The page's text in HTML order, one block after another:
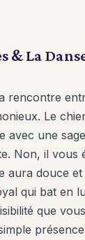
& La
rencontre
Le
avec une
Non, il
aura douce
qui bat en
que